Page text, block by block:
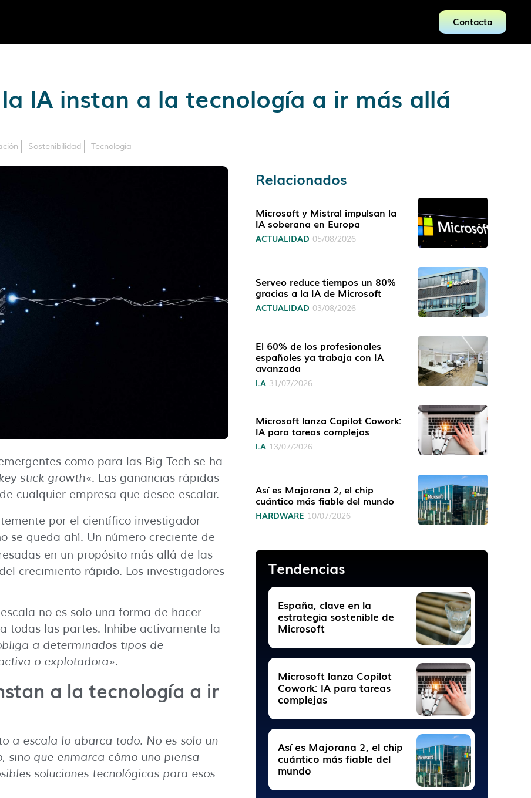
Contacta
IA instan a la tecnología a ir más allá
Sostenibilidad Tecnología
como para las Big Tech se ha
stick growth«. Las ganancias rápidas
cualquier empresa que desee escalar.
por el científico investigador
se queda ahí. Un número creciente de
en un propósito más allá de las
crecimiento rápido. Los investigadores
no es solo una forma de hacer
todas las partes. Inhibe activamente la
a determinados tipos de
o explotadora».
a la tecnología a ir
a escala lo abarca todo. No es solo un
sino que enmarca cómo uno piensa
soluciones tecnológicas para esos
Relacionados
Microsoft y Mistral impulsan la
IA soberana en Europa
ACTUALIDAD 05/08/2026
Serveo reduce tiempos un 80%
gracias a la IA de Microsoft
ACTUALIDAD 03/08/2026
El 60% de los profesionales
españoles ya trabaja con IA
avanzada
I.A 31/07/2026
Microsoft lanza Copilot Cowork:
IA para tareas complejas
I.A 13/07/2026
Así es Majorana 2, el chip
cuántico más fiable del mundo
HARDWARE 10/07/2026
Tendencias
España, clave en la
estrategia sostenible de
Microsoft
Microsoft lanza Copilot
Cowork: IA para tareas
complejas
Así es Majorana 2, el chip
cuántico más fiable del
mundo